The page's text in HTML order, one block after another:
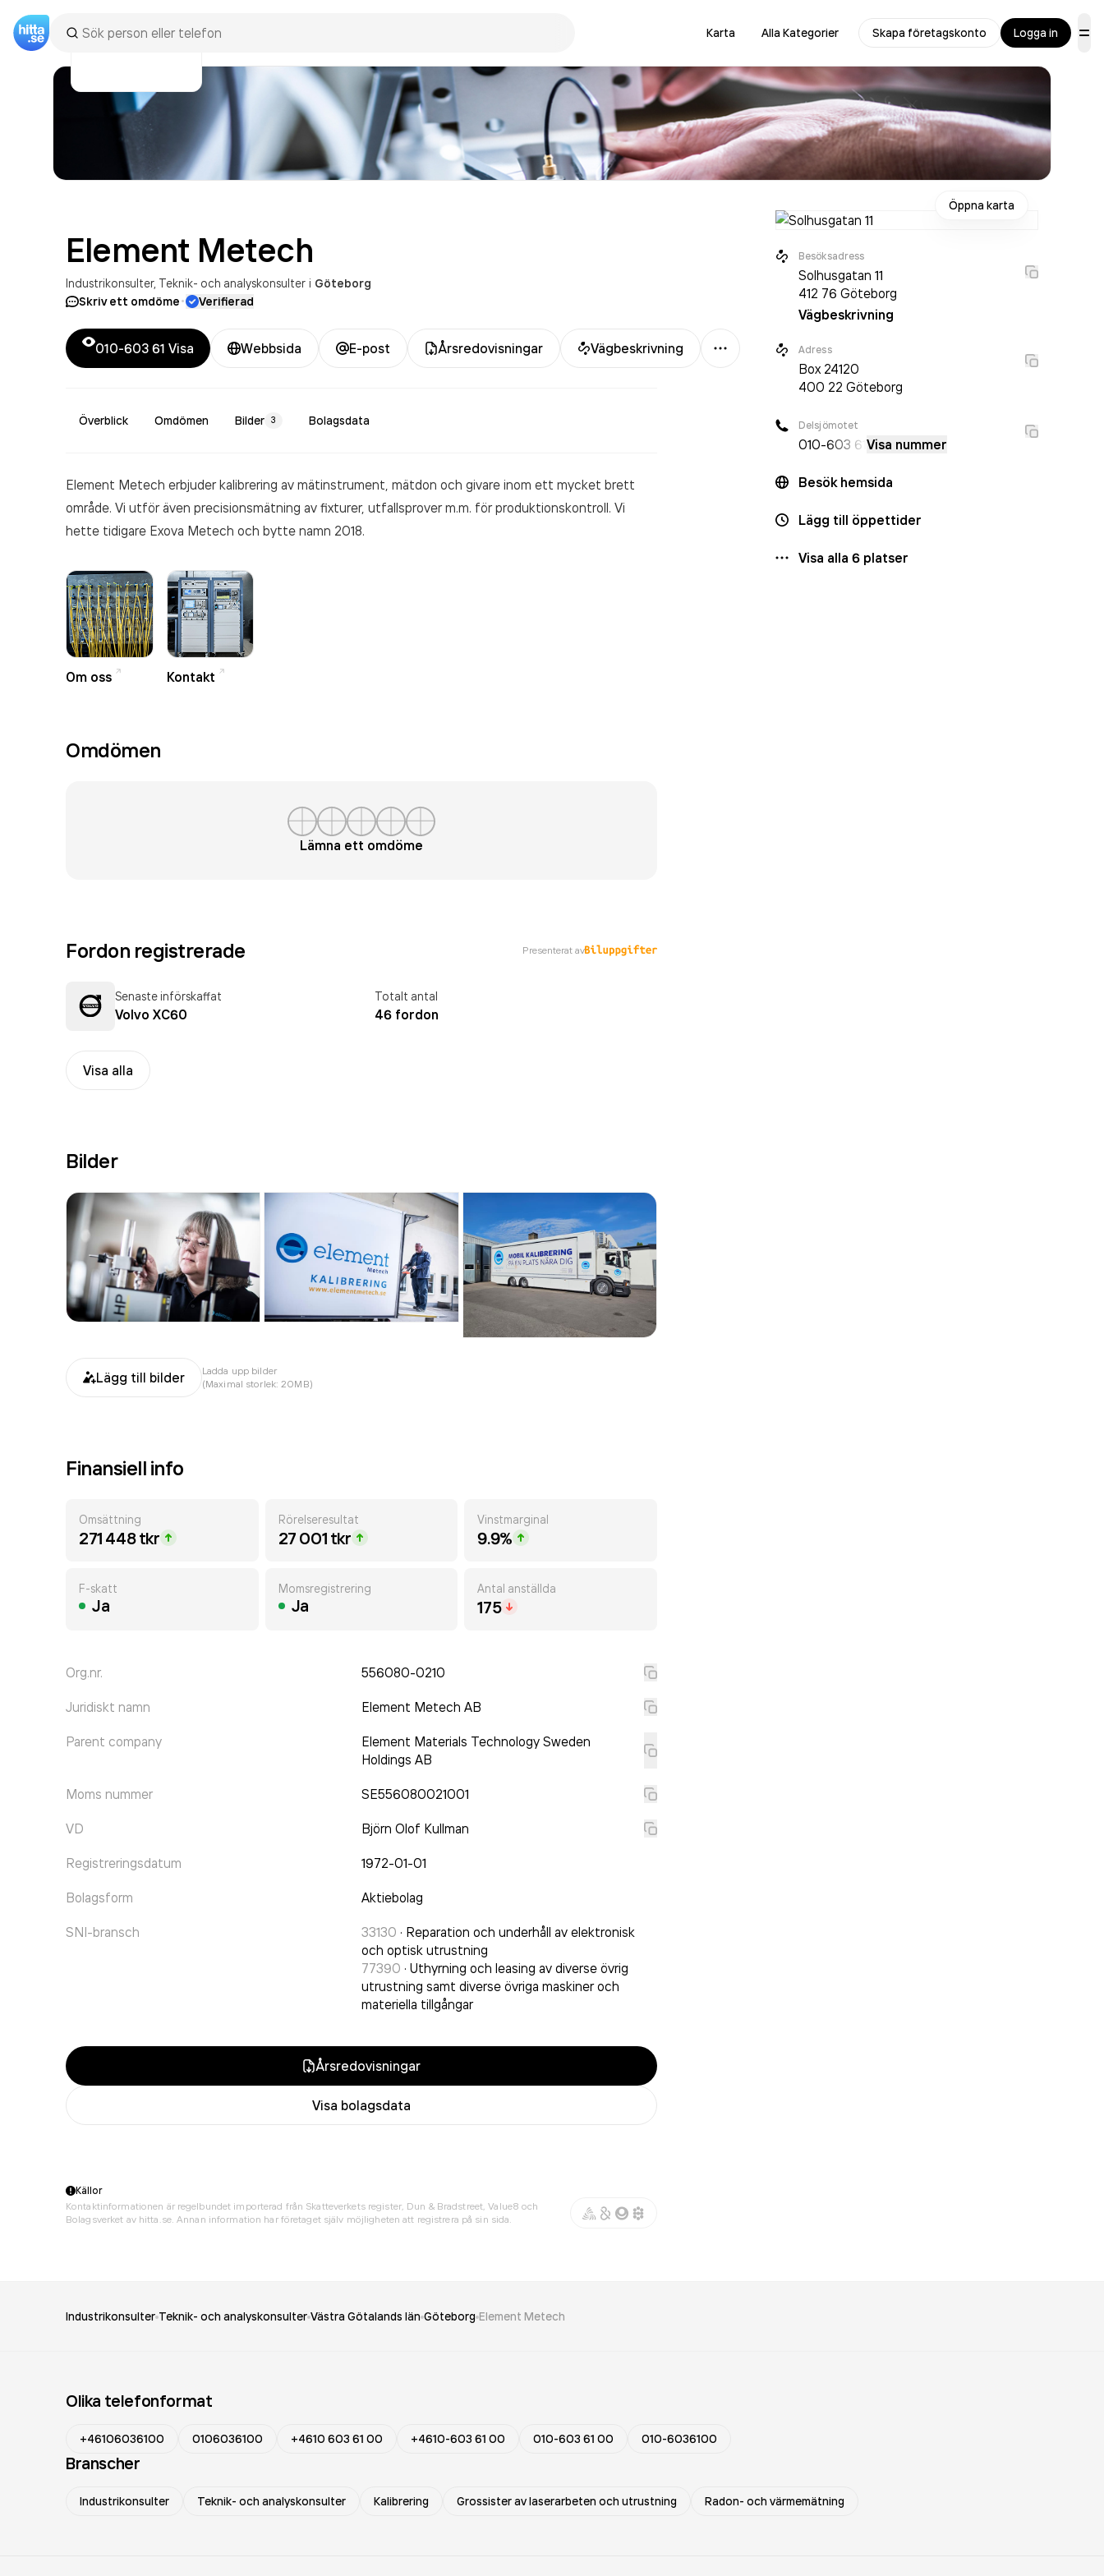
Karta Alla Kategorier Skapa företagskonto Logga in
Element Metech
Industrikonsulter Teknik- och analyskonsulter i Göteborg
Skriv ett omdöme· Verifierad
010-603 61 Visa Webbsida E-post Årsredovisningar Vägbeskrivning
Mer
Överblick Omdömen Bilder 3 Bolagsdata
Element Metech erbjuder kalibrering av mätinstrument, mätdon och givare inom ett mycket brett
område. Vi utför även precisionsmätning av fixturer, utfallsprover m.m. för produktionskontroll. Vi
hette tidigare Exova Metech och bytte namn 2018.
Om oss Kontakt
Omdömen
Lämna ett omdöme
Fordon registrerade Presenterat av
Senaste införskaffat
Volvo XC60
Totalt antal
46 fordon
Visa alla
Bilder
Lägg till bilder
Ladda upp bilder
(Maximal storlek: 20MB)
Finansiell info
Omsättning
271 448 tkr
Rörelseresultat
27 001 tkr
Vinstmarginal
9.9%
F-skatt
Ja
Momsregistrering
Ja
Antal anställda
175
Org.nr. 556080-0210
Juridiskt namn Element Metech AB
Parent company
Element Materials Technology Sweden
Holdings AB
Moms nummer SE556080021001
VD Björn Olof Kullman
Registreringsdatum 1972-01-01
Bolagsform Aktiebolag
SNI-bransch 33130 · Reparation och underhåll av elektronisk
och optisk utrustning
77390 · Uthyrning och leasing av diverse övrig
utrustning samt diverse övriga maskiner och
materiella tillgångar
Årsredovisningar
Visa bolagsdata
Öppna karta
Besöksadress
Solhusgatan 11
412 76 Göteborg
Vägbeskrivning
Adress
Box 24120
400 22 Göteborg
Delsjömotet
010-603 61 Visa nummer
Besök hemsida
Lägg till öppettider
Visa alla 6 platser
Källor
Kontaktinformationen är regelbundet importerad från Skatteverkets register, Dun & Bradstreet, Value8 och
Bolagsverket av hitta.se. Annan information har företaget själv möjligheten att registrera på sin sida.
Industrikonsulter Teknik- och analyskonsulter Västra Götalands län Göteborg Element Metech
Olika telefonformat
+46106036100 0106036100 +4610 603 61 00 +4610-603 61 00 010-603 61 00 010-6036100
Branscher
Industrikonsulter Teknik- och analyskonsulter Kalibrering Grossister av laserarbeten och utrustning Radon- och värmemätning